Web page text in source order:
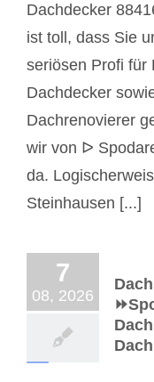
Dachdecker
ist toll, dass Sie
seriösen Profi für
Dachdecker
Dachrenovierer
wir von ᐅ
da.
Steinhausen [...]
7
08, 2026